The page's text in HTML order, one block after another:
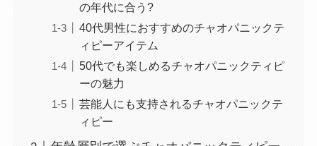
の年代に合う?
40代男性におすすめのチャオパニックテ
ィピーアイテム
50代でも楽しめるチャオパニックティピ
ーの魅力
芸能人にも支持されるチャオパニックテ
ィピー